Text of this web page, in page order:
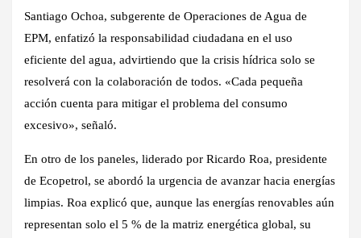
Santiago Ochoa, subgerente de Operaciones de Agua de
EPM, enfatizó la responsabilidad ciudadana en el uso
eficiente del agua, advirtiendo que la crisis hídrica solo se
resolverá con la colaboración de todos. «Cada pequeña
acción cuenta para mitigar el problema del consumo
excesivo», señaló.
En otro de los paneles, liderado por Ricardo Roa, presidente
de Ecopetrol, se abordó la urgencia de avanzar hacia energías
limpias. Roa explicó que, aunque las energías renovables aún
representan solo el 5 % de la matriz energética global, su